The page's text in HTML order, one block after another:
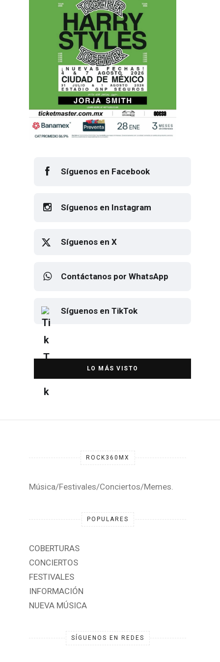
Síguenos en Facebook
Síguenos en Instagram
Síguenos en X
Contáctanos por WhatsApp
Síguenos en TikTok
DESTACADA
Elton John regresa a CDMX para
despedirse en el Estadio Banorte
ROCK360MX
Música/Festivales/Conciertos/Memes.
POPULARES
COBERTURAS
CONCIERTOS
FESTIVALES
INFORMACIÓN
NUEVA MÚSICA
SÍGUENOS EN REDES